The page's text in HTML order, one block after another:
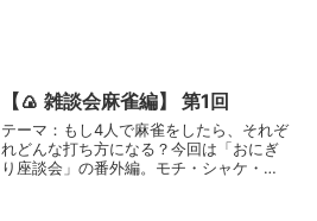
【🍙 雑談会麻雀編】 第1回
テーマ：もし4人で麻雀をしたら、それぞ
れどんな打ち方になる？今回は「おにぎ
り座談会」の番外編。モチ・シャケ・ノ